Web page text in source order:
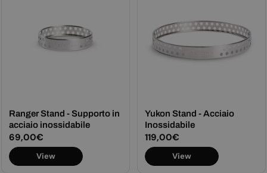
Ranger Stand - Supporto in
acciaio inossidabile
Prezzo
normale
69,00€
View
Yukon Stand - Acciaio
Inossidabile
Prezzo
normale
119,00€
View